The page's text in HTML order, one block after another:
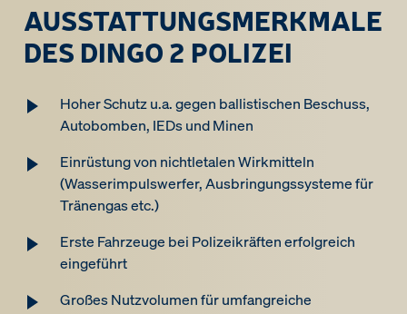
AUSSTATTUNGSMERKMALE
DES DINGO 2 POLIZEI
Hoher Schutz u.a. gegen ballistischen Beschuss,
Autobomben, IEDs und Minen
Einrüstung von nichtletalen Wirkmitteln
(Wasserimpulswerfer, Ausbringungssysteme für
Tränengas etc.)
Erste Fahrzeuge bei Polizeikräften erfolgreich
eingeführt
Großes Nutzvolumen für umfangreiche